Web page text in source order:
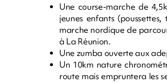
Une course-marche de
jeunes enfants
marche nordique de
à La Réunion.
Une zumba ouverte aux
Un 10km nature
route mais empruntera les